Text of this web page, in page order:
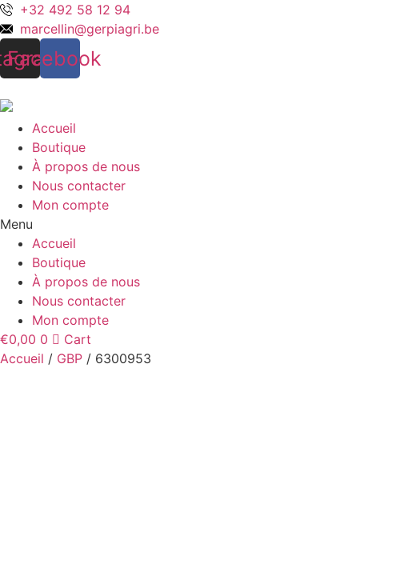
Aller
au
contenu
+32 492 58 12 94
marcellin@gerpiagri.be
Facebook
Accueil
Boutique
À propos de nous
Nous contacter
Mon compte
Menu
Accueil
Boutique
À propos de nous
Nous contacter
Mon compte
€0,00 0
Cart
Accueil / GBP / 6300953